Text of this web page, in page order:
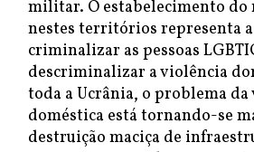
militar. O estabelecimento do
nestes territórios representa a
criminalizar as pessoas
descriminalizar a violência
toda a Ucrânia, o problema
doméstica está tornando-se
destruição maciça de